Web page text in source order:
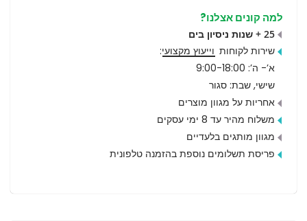
למה קונים אצלנו?
25 + שנות ניסיון בים
שירות לקוחות וייעוץ מקצועי:
א’- ה’: 9:00-18:00
שישי, שבת: סגור
אחריות על מגוון מוצרים
משלוח מהיר עד 8 ימי עסקים
מגוון מותגים בלעדיים
פריסת תשלומים נוספת בהזמנה טלפונית